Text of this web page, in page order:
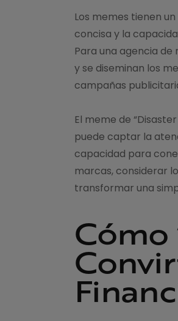
Los memes tienen
concisa y la
Para una agencia
y se diseminan los
campañas
El meme de
puede captar la
capacidad para
marcas, considerar
transformar una
Cómo